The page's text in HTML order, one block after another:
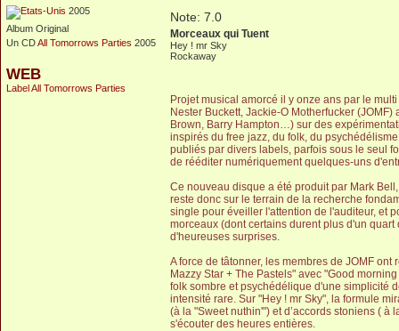
2005
Album Original
Un CDAll Tomorrows Parties 2005
WEB
Label All Tomorrows Parties
Note: 7.0
Morceaux qui Tuent
Hey ! mr Sky
Rockaway
Projet musical amorcé il y onze ans par le
Nester Buckett, Jackie-O Motherfucker
Brown, Barry Hampton…) sur des
inspirés du free jazz, du folk, du
publiés par divers labels, parfois sous le seul
de rééditer numériquement quelques-uns
Ce nouveau disque a été produit par Mark
reste donc sur le terrain de la recherche
single pour éveiller l'attention de l'auditeur, et
morceaux (dont certains durent plus d'un
d'heureuses surprises.
A force de tâtonner, les membres de JOMF
Mazzy Star + The Pastels" avec "Good
folk sombre et psychédélique d'une simplicité
intensité rare. Sur "Hey ! mr Sky", la formule
(à la "Sweet nuthin'") et d’accords stoniens (
s'écouter des heures entières.